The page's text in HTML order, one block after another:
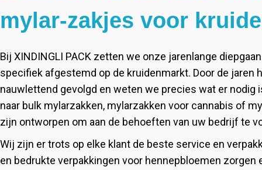
mylar-zakjes voor
Bij XINDINGLI PACK zetten we onze jarenlange
specifiek afgestemd op de kruidenmarkt. Door de jaren
nauwlettend gevolgd en weten we precies wat er
naar bulk mylarzakken, mylarzakken voor cannabis of
zijn ontworpen om aan de behoeften van uw bedrijf te
Wij zijn er trots op elke klant de beste service en
en bedrukte verpakkingen voor hennepbloemen